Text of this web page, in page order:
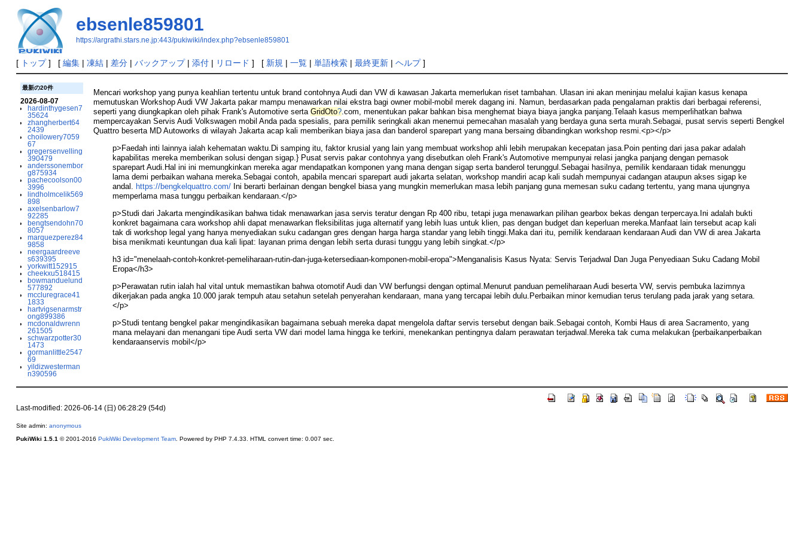
ebsenle859801
https://argrathi.stars.ne.jp:443/pukiwiki/index.php?ebsenle859801
[ トップ] [ 編集| 凍結| 差分| バックアップ| 添付| リロード ] [ 新規 | 一覧| 単語検索| 最終更新| ヘルプ]
最新の20件
2026-08-07
hardinthygesen7
35624
zhangherbert64
2439
choilowery7059
67
gregersenvelling
390479
anderssonembor
g875934
pachecoolson00
3996
lindholmcelik569
898
axelsenbarlow7
92285
bengtsendohn70
8057
marquezperez84
9858
neergaardreeve
s639395
yorkwitt152915
cheekxu518415
bowmanduelund
577892
mccluregrace41
1833
hartvigsenarmstr
ong899386
mcdonaldwrenn
261505
schwarzpotter30
1473
gormanlittle2547
69
yildizwesterman
n390596
Mencari workshop yang punya keahlian tertentu untuk brand contohnya Audi dan VW di kawasan Jakarta memerlukan riset tambahan. Ulasan ini akan meninjau melalui kajian kasus kenapa
memutuskan Workshop Audi VW Jakarta pakar mampu menawarkan nilai ekstra bagi owner mobil-mobil merek dagang ini. Namun, berdasarkan pada pengalaman praktis dari berbagai referensi,
seperti yang diungkapkan oleh pihak Frank's Automotive sertaGridOto?.com, menentukan pakar bahkan bisa menghemat biaya biaya jangka panjang.Telaah kasus memperlihatkan bahwa
mempercayakan Servis Audi Volkswagen mobil Anda pada spesialis, para pemilik seringkali akan menemui pemecahan masalah yang berdaya guna serta murah.Sebagai, pusat servis seperti Bengkel
Quattro beserta MD Autoworks di wilayah Jakarta acap kali memberikan biaya jasa dan banderol sparepart yang mana bersaing dibandingkan workshop resmi.<p></p>
p>Faedah inti lainnya ialah kehematan waktu.Di samping itu, faktor krusial yang lain yang membuat workshop ahli lebih merupakan kecepatan jasa.Poin penting dari jasa pakar adalah
kapabilitas mereka memberikan solusi dengan sigap.} Pusat servis pakar contohnya yang disebutkan oleh Frank's Automotive mempunyai relasi jangka panjang dengan pemasok
sparepart Audi.Hal ini ini memungkinkan mereka agar mendapatkan komponen yang mana dengan sigap serta banderol terunggul.Sebagai hasilnya, pemilik kendaraan tidak menunggu
lama demi perbaikan wahana mereka.Sebagai contoh, apabila mencari sparepart audi jakarta selatan, workshop mandiri acap kali sudah mempunyai cadangan ataupun akses sigap ke
andal. https://bengkelquattro.com/ Ini berarti berlainan dengan bengkel biasa yang mungkin memerlukan masa lebih panjang guna memesan suku cadang tertentu, yang mana ujungnya
memperlama masa tunggu perbaikan kendaraan.</p>
p>Studi dari Jakarta mengindikasikan bahwa tidak menawarkan jasa servis teratur dengan Rp 400 ribu, tetapi juga menawarkan pilihan gearbox bekas dengan terpercaya.Ini adalah bukti
konkret bagaimana cara workshop ahli dapat menawarkan fleksibilitas juga alternatif yang lebih luas untuk klien, pas dengan budget dan keperluan mereka.Manfaat lain tersebut acap kali
tak di workshop legal yang hanya menyediakan suku cadangan gres dengan harga harga standar yang lebih tinggi.Maka dari itu, pemilik kendaraan kendaraan Audi dan VW di area Jakarta
bisa menikmati keuntungan dua kali lipat: layanan prima dengan lebih serta durasi tunggu yang lebih singkat.</p>
h3 id="menelaah-contoh-konkret-pemeliharaan-rutin-dan-juga-ketersediaan-komponen-mobil-eropa">Menganalisis Kasus Nyata: Servis Terjadwal Dan Juga Penyediaan Suku Cadang Mobil
Eropa</h3>
p>Perawatan rutin ialah hal vital untuk memastikan bahwa otomotif Audi dan VW berfungsi dengan optimal.Menurut panduan pemeliharaan Audi beserta VW, servis pembuka lazimnya
dikerjakan pada angka 10.000 jarak tempuh atau setahun setelah penyerahan kendaraan, mana yang tercapai lebih dulu.Perbaikan minor kemudian terus terulang pada jarak yang setara.
</p>
p>Studi tentang bengkel pakar mengindikasikan bagaimana sebuah mereka dapat mengelola daftar servis tersebut dengan baik.Sebagai contoh, Kombi Haus di area Sacramento, yang
mana melayani dan menangani tipe Audi serta VW dari model lama hingga ke terkini, menekankan pentingnya dalam perawatan terjadwal.Mereka tak cuma melakukan {perbaikanperbaikan
kendaraanservis mobil</p>
Last-modified: 2026-06-14 (日) 06:28:29 (54d)
Site admin: anonymous
PukiWiki 1.5.1 © 2001-2016 PukiWiki Development Team. Powered by PHP 7.4.33. HTML convert time: 0.007 sec.